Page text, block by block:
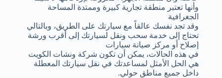
وأنها تعتبر منطقة تجارية كبيرة وممتدة المساحة
الجغرافية
وقد تجد نفسك عالقاً مع سيارتك على الطريق، وبالتالي
تحتاج إلى خدمة سحب ونقل لسيارتك إلى أقرب ورشة
إصلاح أو مركز صيانة سيارات
في هذه الحالات، يمكن أن تكون شركة ونشات الكويت
هي الحل الأمثل لمساعدتك في نقل سيارتك المعطلة
داخل جميع مناطق حولي.